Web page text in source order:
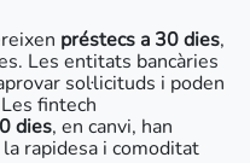
préstecs a 30 dies,
Les entitats bancàries
sol·licituds i poden
fintech
dies, en canvi, han
rapidesa i comoditat